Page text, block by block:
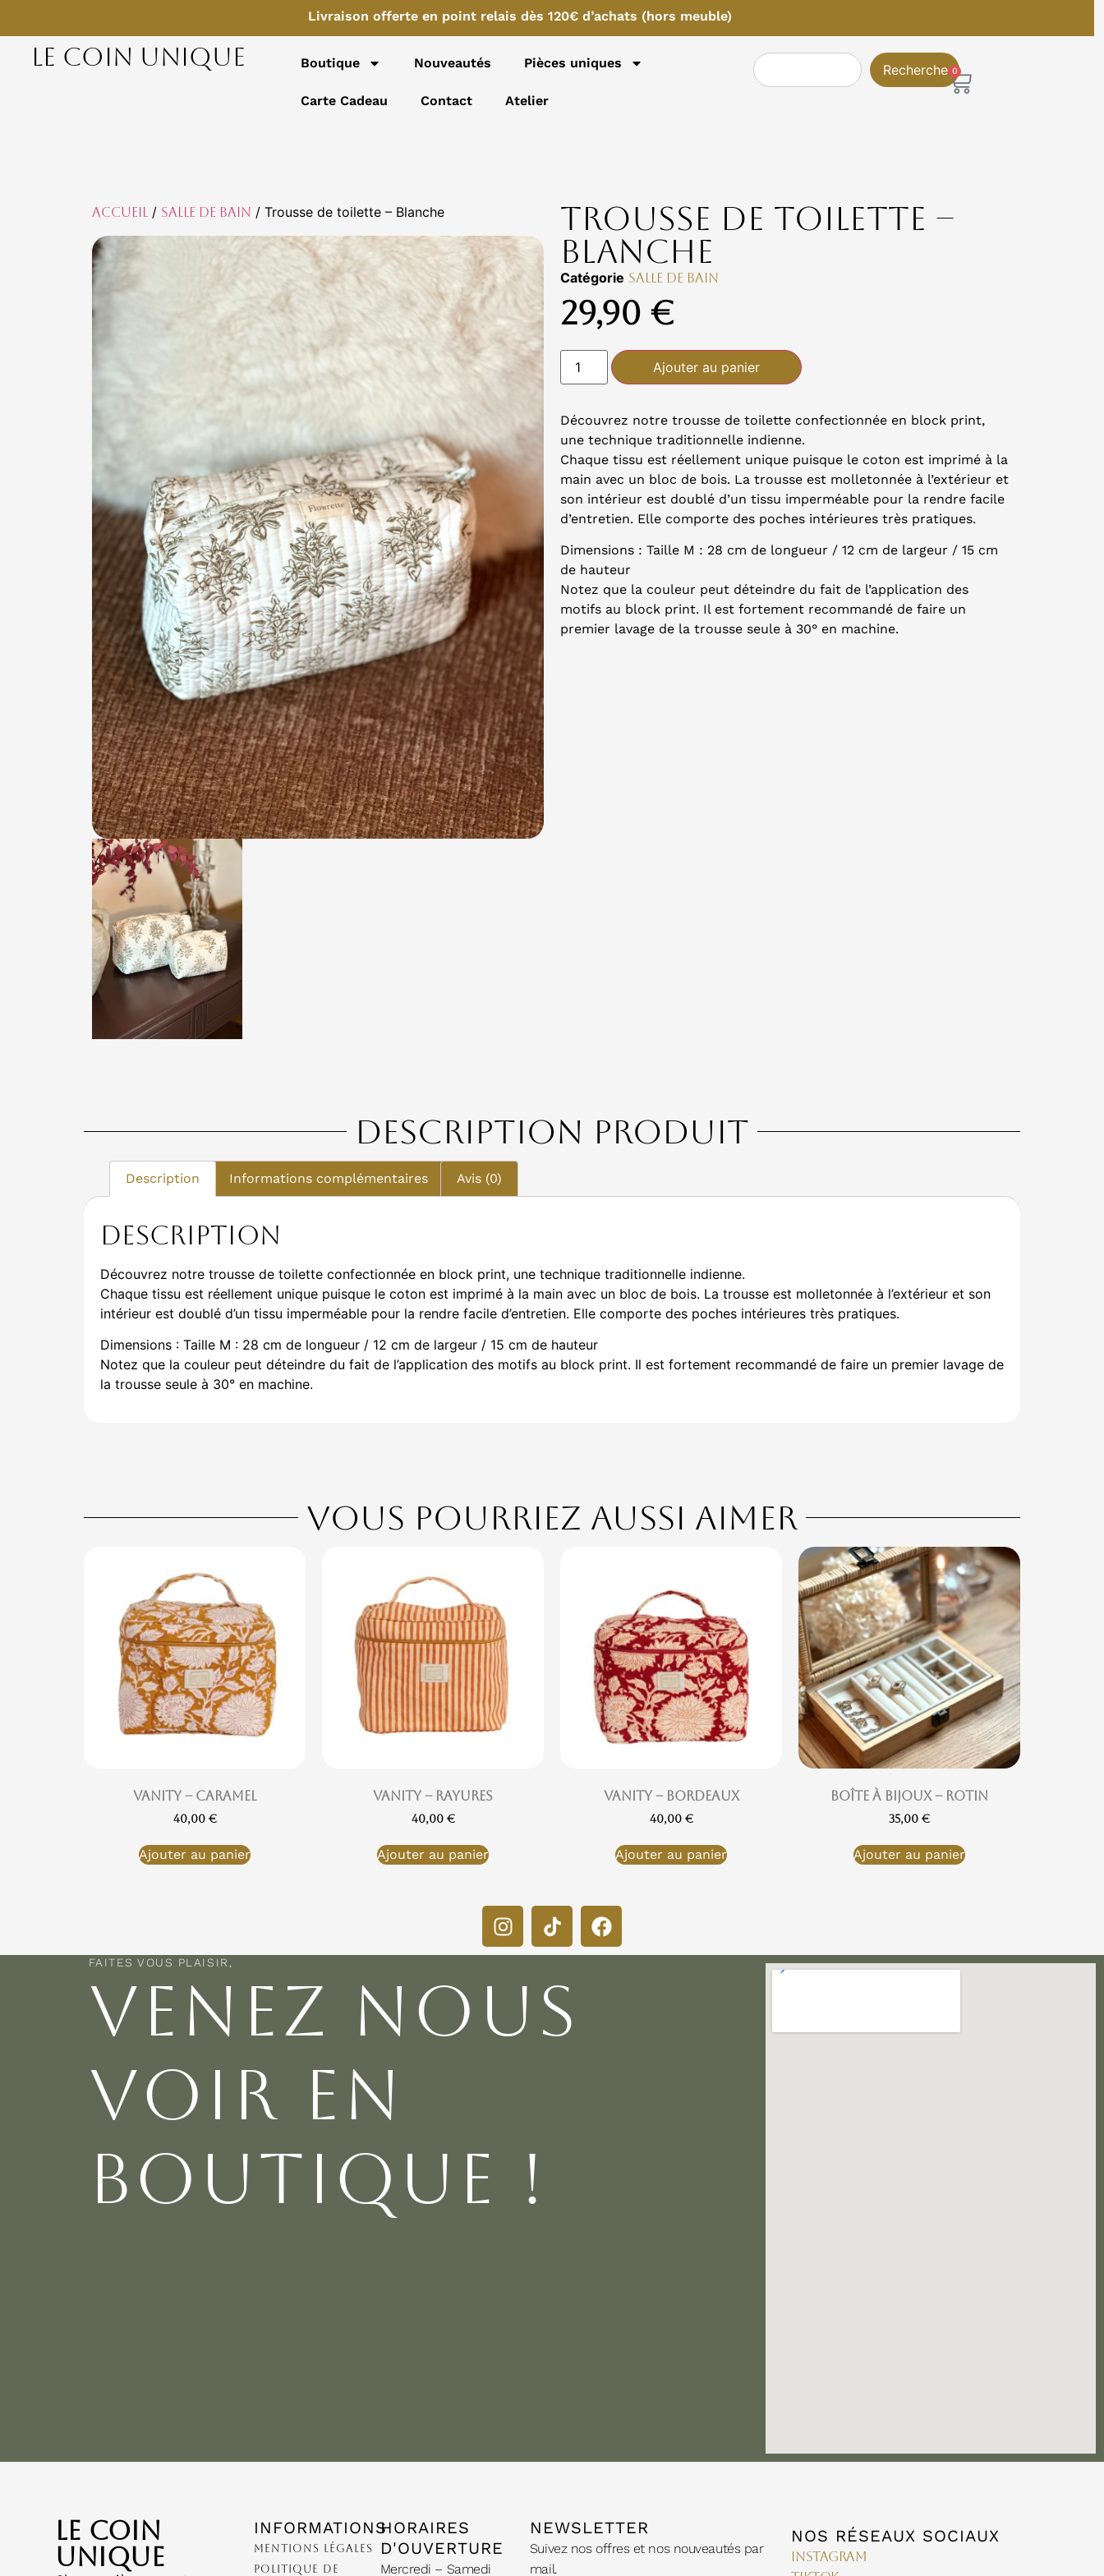
Livraison offerte en point relais dès 120€ d’achats (hors meuble)
LE COIN UNIQUE Boutique Nouveautés Pièces uniques
Carte Cadeau Contact Atelier
Rechercher0
Accueil / Salle de bain / Trousse de toilette – Blanche
Trousse de toilette –
Blanche
Catégorie Salle de bain
29,90 €
Ajouter au panier
Découvrez notre trousse de toilette confectionnée en block print,
une technique traditionnelle indienne.
Chaque tissu est réellement unique puisque le coton est imprimé à la
main avec un bloc de bois. La trousse est molletonnée à l’extérieur et
son intérieur est doublé d’un tissu imperméable pour la rendre facile
d’entretien. Elle comporte des poches intérieures très pratiques.
Dimensions : Taille M : 28 cm de longueur / 12 cm de largeur / 15 cm
de hauteur
Notez que la couleur peut déteindre du fait de l’application des
motifs au block print. Il est fortement recommandé de faire un
premier lavage de la trousse seule à 30° en machine.
Description Produit
Description Informations complémentaires Avis (0)
Description
Découvrez notre trousse de toilette confectionnée en block print, une technique traditionnelle indienne.
Chaque tissu est réellement unique puisque le coton est imprimé à la main avec un bloc de bois. La trousse est molletonnée à l’extérieur et son
intérieur est doublé d’un tissu imperméable pour la rendre facile d’entretien. Elle comporte des poches intérieures très pratiques.
Dimensions : Taille M : 28 cm de longueur / 12 cm de largeur / 15 cm de hauteur
Notez que la couleur peut déteindre du fait de l’application des motifs au block print. Il est fortement recommandé de faire un premier lavage de
la trousse seule à 30° en machine.
Vous pourriez aussi aimer
Vanity – Caramel
40,00 €
Ajouter au panier
Vanity – Rayures
40,00 €
Ajouter au panier
Vanity – Bordeaux
40,00 €
Ajouter au panier
Boîte à bijoux – Rotin
35,00 €
Ajouter au panier
FAITES VOUS PLAISIR,
VENEZ NOUS
VOIR EN
BOUTIQUE !
LE COIN
UNIQUE
INFORMATIONS
Mentions Légales
Politique de
HORAIRES
D'OUVERTURE
Mercredi – Samedi
NEWSLETTER
Suivez nos offres et nos nouveautés par
mail.
NOS RÉSEAUX SOCIAUX
Instagram